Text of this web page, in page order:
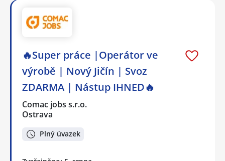
🔥Super práce |Operátor ve
výrobě | Nový Jičín | Svoz
ZDARMA | Nástup IHNED🔥
Comac jobs s.r.o.
Ostrava
Plný úvazek